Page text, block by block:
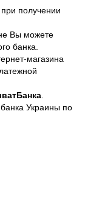
получении
Вы можете
банка.
магазина
.
Украины по